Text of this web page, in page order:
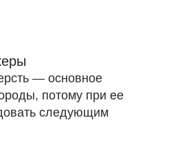
— основное
потому при ее
следующим